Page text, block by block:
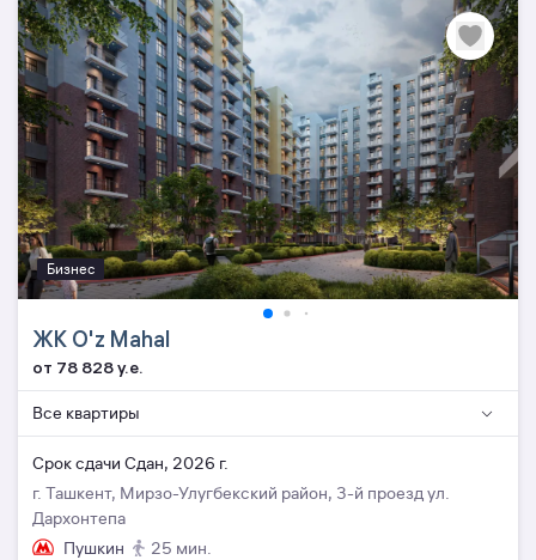
Бизнес
ЖК O'z Mahal
от 78 828 y.e.
Все квартиры
Cрок сдачи Сдан, 2026 г.
г. Ташкент, Мирзо-Улугбекский район, 3-й проезд ул.
Дархонтепа
Пушкин
25 мин.